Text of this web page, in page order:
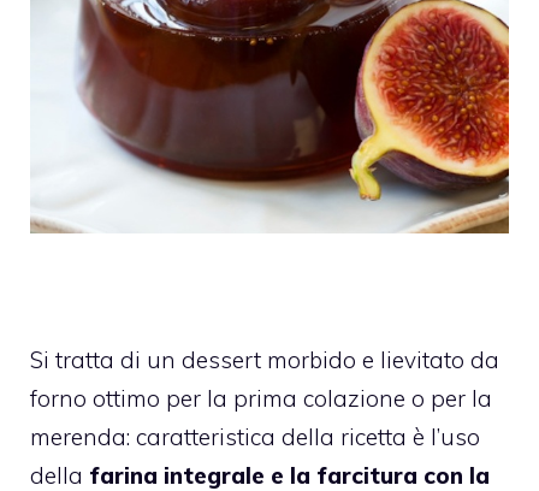
Si tratta di un dessert morbido e lievitato da
forno ottimo per la prima colazione o per la
merenda: caratteristica della ricetta è l’uso
della farina integrale e la farcitura con la